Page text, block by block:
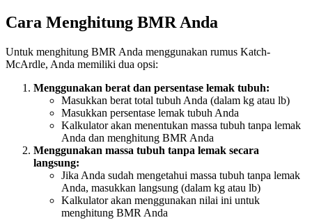
Cara Menghitung BMR Anda
Untuk menghitung BMR Anda menggunakan rumus Katch-
McArdle, Anda memiliki dua opsi:
Menggunakan berat dan persentase lemak tubuh:
Masukkan berat total tubuh Anda (dalam kg atau lb)
Masukkan persentase lemak tubuh Anda
Kalkulator akan menentukan massa tubuh tanpa lemak
Anda dan menghitung BMR Anda
Menggunakan massa tubuh tanpa lemak secara
langsung:
Jika Anda sudah mengetahui massa tubuh tanpa lemak
Anda, masukkan langsung (dalam kg atau lb)
Kalkulator akan menggunakan nilai ini untuk
menghitung BMR Anda